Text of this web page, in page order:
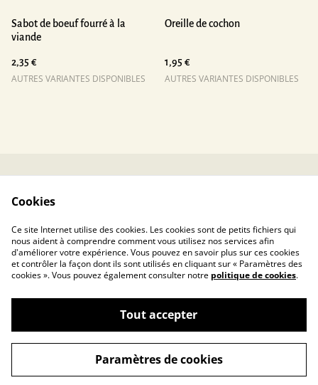
Sabot de boeuf fourré à la
viande
2,35 €
AUTRES VARIANTES DISPONIBLES
Oreille de cochon
1,95 €
AUTRES VARIANTES DISPONIBLES
©2026
Toucanin.fr – La sélection de votre éducateur
canin à prix tout doux
powered by
Cookies
Ce site Internet utilise des cookies. Les cookies sont de petits fichiers qui
nous aident à comprendre comment vous utilisez nos services afin
d'améliorer votre expérience. Vous pouvez en savoir plus sur ces cookies
et contrôler la façon dont ils sont utilisés en cliquant sur « Paramètres des
cookies ». Vous pouvez également consulter notre politique de cookies.
Tout accepter
Paramètres de cookies